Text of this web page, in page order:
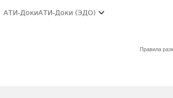
АТИ-ДокиАТИ-Доки (ЭДО)
Правила